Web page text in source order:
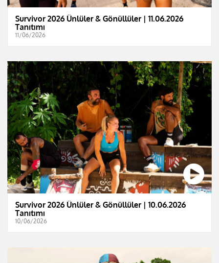
Survivor 2026 Ünlüler & Gönüllüler | 11.06.2026
Tanıtımı
11/06/2026
Survivor 2026 Ünlüler & Gönüllüler | 10.06.2026
Tanıtımı
10/06/2026